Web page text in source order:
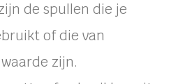
de spullen die je
of die van
zijn.